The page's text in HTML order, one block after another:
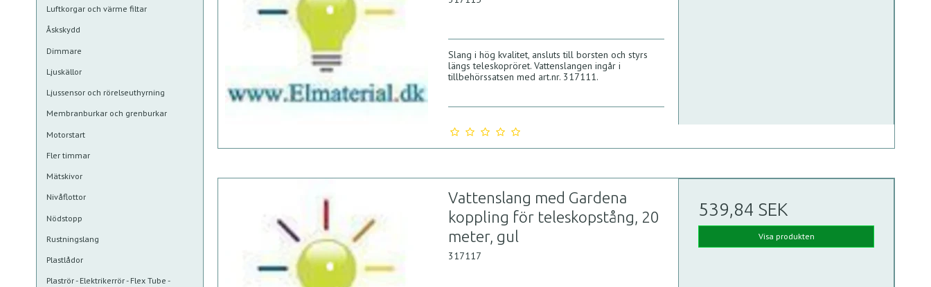
Luftkorgar och värme filtar
Åskskydd
Dimmare
Ljuskällor
Ljussensor och rörelseuthyrning
Membranburkar och grenburkar
Motorstart
Fler timmar
Mätskivor
Nivåflottor
Nödstopp
Rustningslang
Plastlådor
Plaströr - Elektrikerrör - Flex Tube -
Slang i hög kvalitet, ansluts till borsten och styrs
längs teleskopröret. Vattenslangen ingår i
tillbehörssatsen med art.nr. 317111.
Vattenslang med Gardena
koppling för teleskopstång, 20
meter, gul
317117
539,84 SEK
Visa produkten